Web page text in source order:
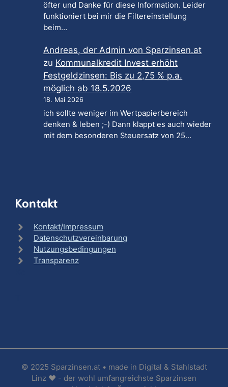
öfter und Danke für diese Information. Leider
funktioniert bei mir die Filtereinstellung
beim…
Andreas, der Admin von Sparzinsen.at
zu Kommunalkredit Invest erhöht
Festgeldzinsen: Bis zu 2,75 % p.a.
möglich ab 18.5.2026
18. Mai 2026
ich sollte weniger im Wertpapierbereich
denken & leben ;-) Dann klappt es auch wieder
mit dem besonderen Steuersatz von 25…
Kontakt
Kontakt/Impressum
Datenschutzvereinbarung
Nutzungsbedingungen
Transparenz
© 2025 Sparzinsen.at • made in Digital & Stahlstadt
Linz ❤ - der wohl umfangreichste Sparzinsen